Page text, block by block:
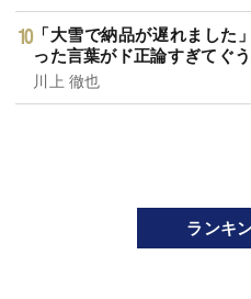
「大雪で納品が遅れました
った言葉がド正論すぎてぐ
川上 徹也
ランキ